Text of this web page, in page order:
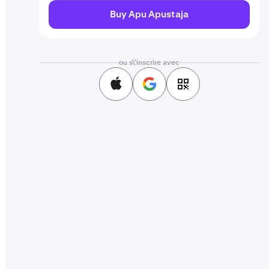
Buy Apu Apustaja
ou s\'inscrire avec